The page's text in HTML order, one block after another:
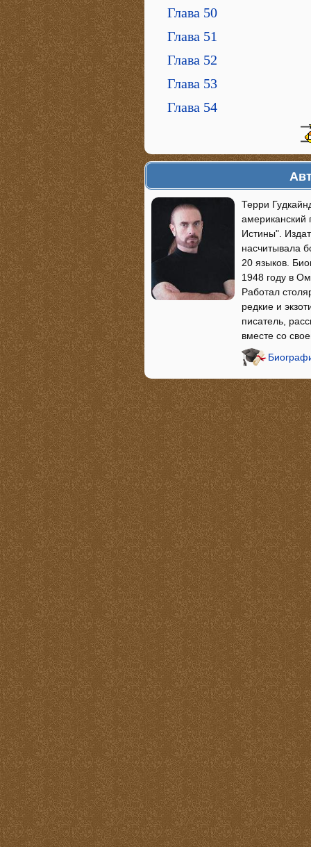
Глава 50
Глава 51
Глава 52
Глава 53
Глава 54
Терри
американский
Истины".
насчитывала
20 языков.
1948 году в
Работал
редкие и
писатель,
вместе со